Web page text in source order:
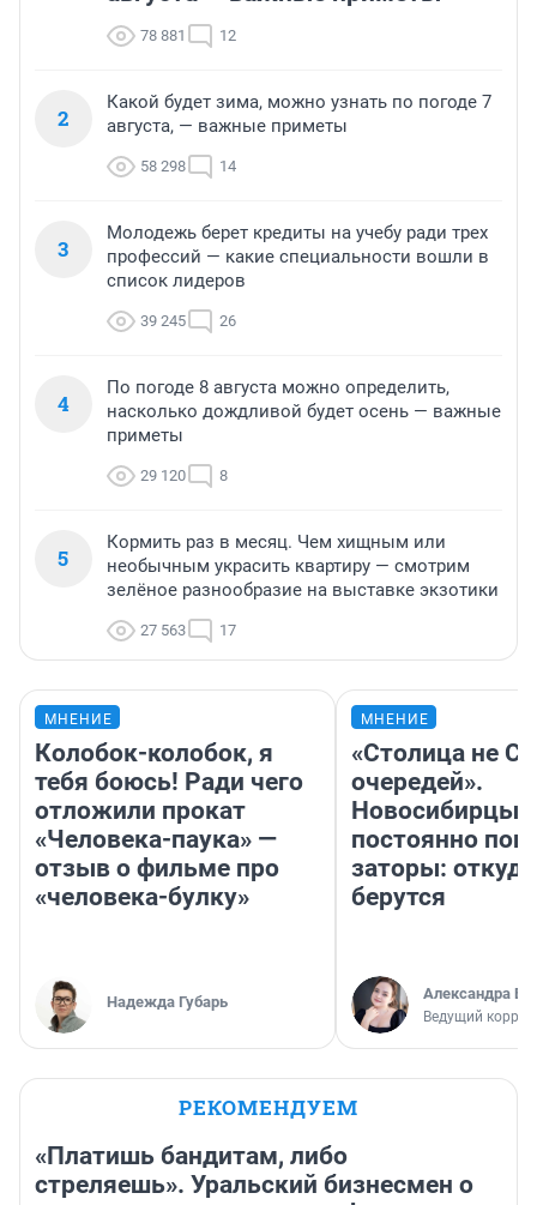
78 881 12
2
Какой будет зима, можно узнать по погоде 7
августа, — важные приметы
58 298 14
3
Молодежь берет кредиты на учебу ради трех
профессий — какие специальности вошли в
список лидеров
39 245 26
4
По погоде 8 августа можно определить,
насколько дождливой будет осень — важные
приметы
29 120 8
5
Кормить раз в месяц. Чем хищным или
необычным украсить квартиру — смотрим
зелёное разнообразие на выставке экзотики
27 563 17
МНЕНИЕ
Колобок-колобок, я
тебя боюсь! Ради чего
отложили прокат
«Человека-паука» —
отзыв о фильме про
«человека-булку»
Надежда Губарь
МНЕНИЕ
«Столица не
очередей».
Новосибирцы
постоянно
заторы:
берутся
Александра
Ведущий
РЕКОМЕНДУЕМ
«Платишь бандитам, либо
стреляешь». Уральский бизнесмен о